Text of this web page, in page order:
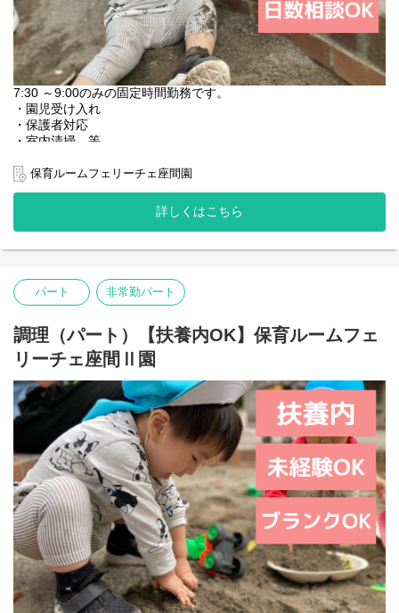
7:30 ～9:00のみの固定時間勤務です。
・園児受け入れ
・保護者対応
・室内清掃 等
＜小規模保育園なので、しっかりと保育に向き合えます＞
園名 ：保育ルームフェリーチェ座間Ⅱ園
業態 ：企業主導型保育園
定員 ：18名（0歳-3名 1歳-7名 2歳-8名）
保育時間：月～土曜日 7:30～20:30
【主な仕事内容】
・開園準備…登園前の園内清掃、整備
・昼食準備・昼食…食事の準備と介助
・お昼寝…ねかしつけ、見守り
・降園…お迎えにきた保護者へのご対応、伝達・相談
保育ルームフェリーチェ座間園
詳しくはこちら
パート 非常勤パート
調理（パート）【扶養内OK】保育ルームフェ
リーチェ座間Ⅱ園